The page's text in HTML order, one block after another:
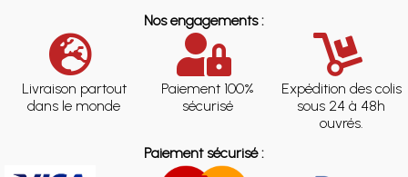
Nos engagements :
Livraison partout
dans le monde
Paiement 100%
sécurisé
Expédition des colis
sous 24 à 48h
ouvrés.
Paiement sécurisé :